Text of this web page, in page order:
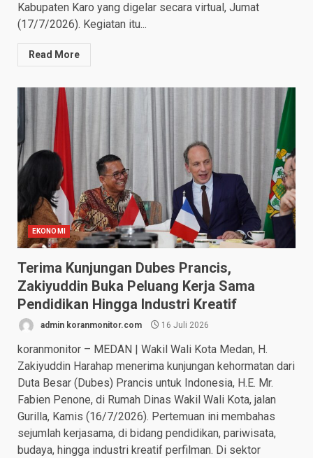
Kabupaten Karo yang digelar secara virtual, Jumat
(17/7/2026). Kegiatan itu...
Read More
EKONOMI
Terima Kunjungan Dubes Prancis,
Zakiyuddin Buka Peluang Kerja Sama
Pendidikan Hingga Industri Kreatif
admin koranmonitor.com 16 Juli 2026
koranmonitor – MEDAN | Wakil Wali Kota Medan, H.
Zakiyuddin Harahap menerima kunjungan kehormatan dari
Duta Besar (Dubes) Prancis untuk Indonesia, H.E. Mr.
Fabien Penone, di Rumah Dinas Wakil Wali Kota, jalan
Gurilla, Kamis (16/7/2026). ​Pertemuan ini membahas
sejumlah kerjasama, di bidang pendidikan, pariwisata,
budaya, hingga industri kreatif perfilman. ​Di sektor